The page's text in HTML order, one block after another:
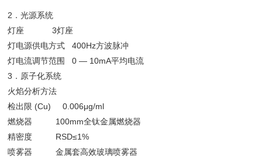
2．光源系统
灯座 3灯座
灯电源供电方式 400Hz方波脉冲
灯电流调节范围 0 — 10mA平均电流
3．原子化系统
火焰分析方法
检出限 (Cu) 0.006μg/ml
燃烧器 100mm全钛金属燃烧器
精密度 RSD≤1%
喷雾器 金属套高效玻璃喷雾器